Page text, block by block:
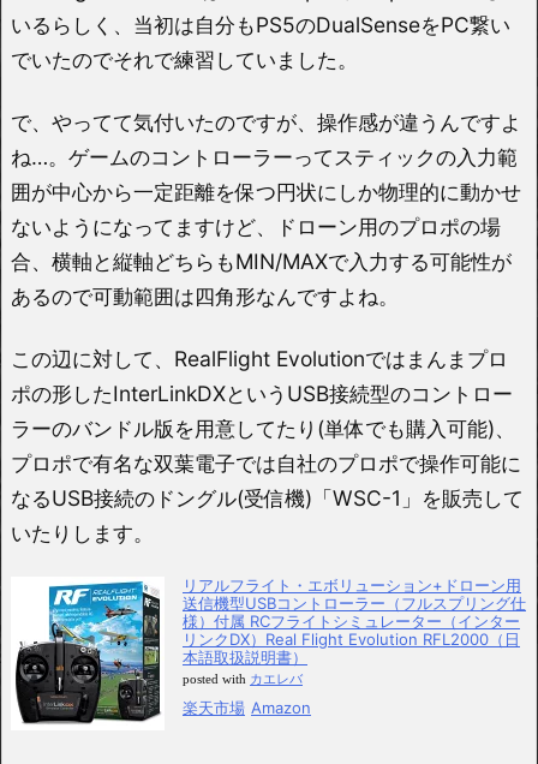
いるらしく、当初は自分もPS5のDualSenseをPC繋い
でいたのでそれで練習していました。
で、やってて気付いたのですが、操作感が違うんですよ
ね…。ゲームのコントローラーってスティックの入力範
囲が中心から一定距離を保つ円状にしか物理的に動かせ
ないようになってますけど、ドローン用のプロポの場
合、横軸と縦軸どちらもMIN/MAXで入力する可能性が
あるので可動範囲は四角形なんですよね。
この辺に対して、RealFlight Evolutionではまんまプロ
ポの形したInterLinkDXというUSB接続型のコントロー
ラーのバンドル版を用意してたり(単体でも購入可能)、
プロポで有名な双葉電子では自社のプロポで操作可能に
なるUSB接続のドングル(受信機)「WSC-1」を販売して
いたりします。
リアルフライト・エボリューション+ドローン用
送信機型USBコントローラー（フルスプリング仕
様）付属 RCフライトシミュレーター（インター
リンクDX）Real Flight Evolution RFL2000（日
本語取扱説明書）
posted with カエレバ
楽天市場 Amazon